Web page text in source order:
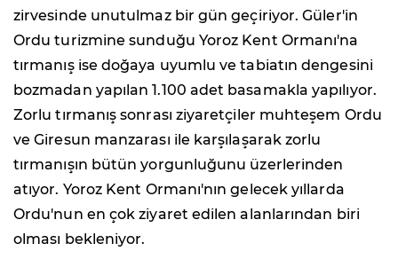
zirvesinde unutulmaz bir gün geçiriyor. Güler'in
Ordu turizmine sunduğu Yoroz Kent Ormanı'na
tırmanış ise doğaya uyumlu ve tabiatın dengesini
bozmadan yapılan 1.100 adet basamakla yapılıyor.
Zorlu tırmanış sonrası ziyaretçiler muhteşem Ordu
ve Giresun manzarası ile karşılaşarak zorlu
tırmanışın bütün yorgunluğunu üzerlerinden
atıyor. Yoroz Kent Ormanı'nın gelecek yıllarda
Ordu'nun en çok ziyaret edilen alanlarından biri
olması bekleniyor.